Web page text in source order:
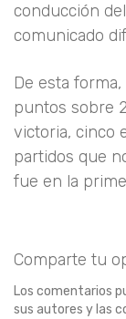
conducción
comunicado
De esta
puntos sobre
victoria, cinco
partidos que
fue en la
Comparte tu
Los comentarios
sus autores y las